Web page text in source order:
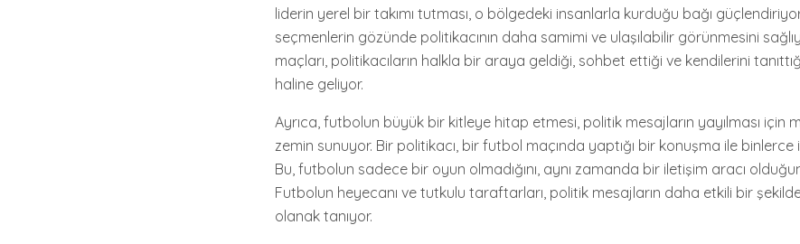
liderin yerel bir takımı tutması, o bölgedeki insanlarla kurduğu bağı
seçmenlerin gözünde politikacının daha samimi ve ulaşılabilir görünmesini
maçları, politikacıların halkla bir araya geldiği, sohbet ettiği ve kendilerini
haline geliyor.
Ayrıca, futbolun büyük bir kitleye hitap etmesi, politik mesajların yayılması için
zemin sunuyor. Bir politikacı, bir futbol maçında yaptığı bir konuşma ile binlerce
Bu, futbolun sadece bir oyun olmadığını, aynı zamanda bir iletişim aracı
Futbolun heyecanı ve tutkulu taraftarları, politik mesajların daha etkili bir
olanak tanıyor.